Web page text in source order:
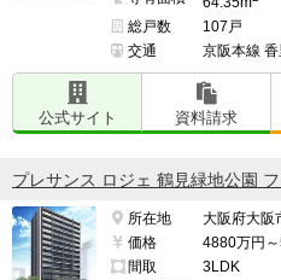
リビングインの間取りが多
点です。
並行して検討したマンション
W Towers 箕面船場
総戸数
107戸
交通
京阪本線
公式サイト 資料請求
プレサンス ロジェ 鶴見緑地公園 フ
所在地
大阪府大阪
価格
4880万円～
間取
3LDK